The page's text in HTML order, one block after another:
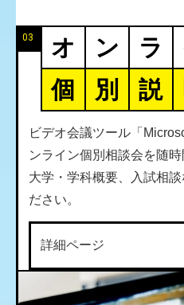
03 オ ン ラ
個
別 説
ビデオ会議ツール「
ンライン個別相談会を随時
大学・学科概要、入試相
ださい。
詳細ページ